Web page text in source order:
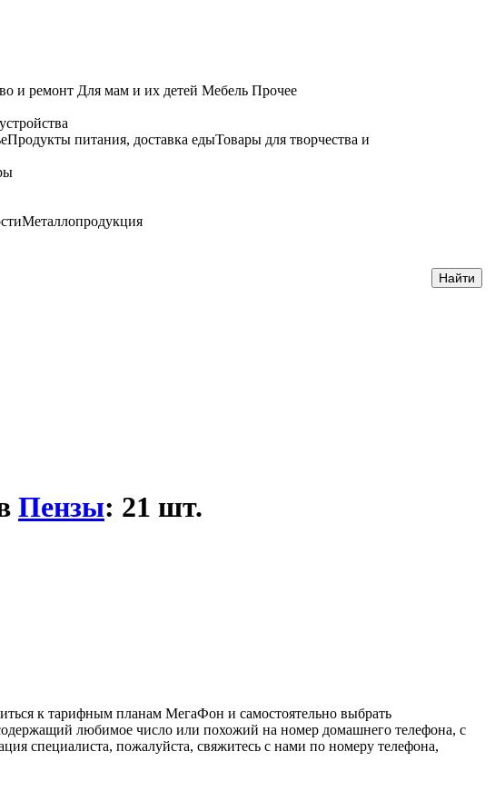
и ремонт Для мам и их детей Мебель Прочее
Продукты питания, доставка едыТовары для творчества и
Металлопродукция
Пензы: 21 шт.
к тарифным планам МегаФон и самостоятельно выбрать
любимое число или похожий на номер домашнего телефона, с
специалиста, пожалуйста, свяжитесь с нами по номеру телефона,